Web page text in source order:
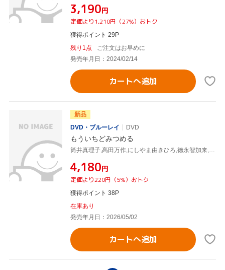
¥3,190円
定価より1,210円（27%）おトク
獲得ポイント 29P
残り1点
ご注文はお早めに
発売年月日：2024/02/14
カートへ追加
新品
DVD・ブルーレイ
DVD
もういちどみつめる
¥4,180円
定価より220円（5%）おトク
獲得ポイント 38P
在庫あり
発売年月日：2026/05/02
カートへ追加